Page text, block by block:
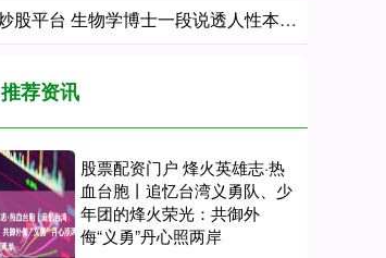
国家正规炒股平台 生物学博士一段说透人性本质的话，让我听后大彻大悟，他说：男人之所以身
推荐资讯
股票配资门户 烽火英雄志·热
血台胞丨追忆台湾义勇队、少
年团的烽火荣光：共御外
侮“义勇”丹心照两岸